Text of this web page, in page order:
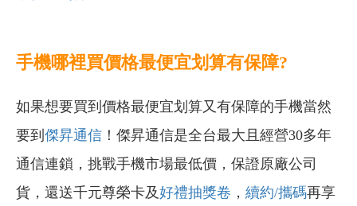
手機哪裡買價格最便宜划算有保障?
如果想要買到價格最便宜划算又有保障的手機當然
要到 傑昇通信 ！傑昇通信是全台最大且經營30多年
通信連鎖，挑戰手機市場最低價，保證原廠公司
貨，還送千元尊榮卡及好禮抽獎卷 ， 續約/攜碼再享